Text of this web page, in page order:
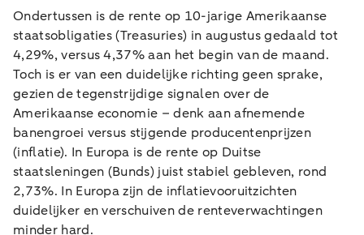
Ondertussen is de rente op 10-jarige Amerikaanse
staatsobligaties (Treasuries) in augustus gedaald tot
4,29%, versus 4,37% aan het begin van de maand.
Toch is er van een duidelijke richting geen sprake,
gezien de tegenstrijdige signalen over de
Amerikaanse economie – denk aan afnemende
banengroei versus stijgende producentenprijzen
(inflatie). In Europa is de rente op Duitse
staatsleningen (Bunds) juist stabiel gebleven, rond
2,73%. In Europa zijn de inflatievooruitzichten
duidelijker en verschuiven de renteverwachtingen
minder hard.